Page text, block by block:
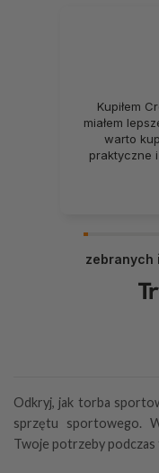
Kupiłem
miałem
warto
praktyczne
zebranych
Odkryj, jak torba
sprzętu sportowego.
Twoje potrzeby